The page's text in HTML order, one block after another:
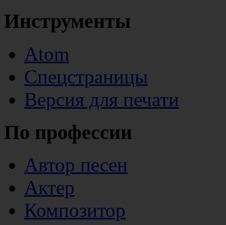
Инструменты
Atom
Спецстраницы
Версия для печати
По профессии
Автор песен
Актер
Композитор